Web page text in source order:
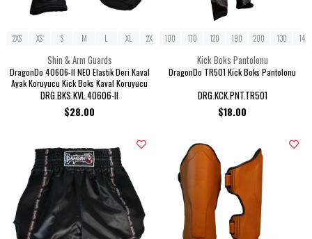
Shin & Arm Guards
DragonDo 40606-II NEO Elastik Deri Kaval
Ayak Koruyucu Kick Boks Kaval Koruyucu
DRG.BKS.KVL.40606-II
$28.00
2XS XS S M L XL 2XL
Kick Boks Pantolonu
DragonDo TR501 Kick Boks Pantolonu
DRG.KCK.PNT.TR501
$18.00
100 110 120 190 200 130 140